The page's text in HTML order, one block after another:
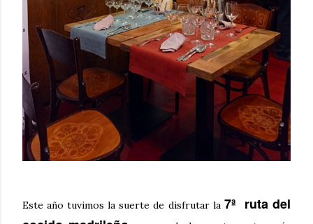
Este año tuvimos la suerte de disfrutar la 7ª ruta del